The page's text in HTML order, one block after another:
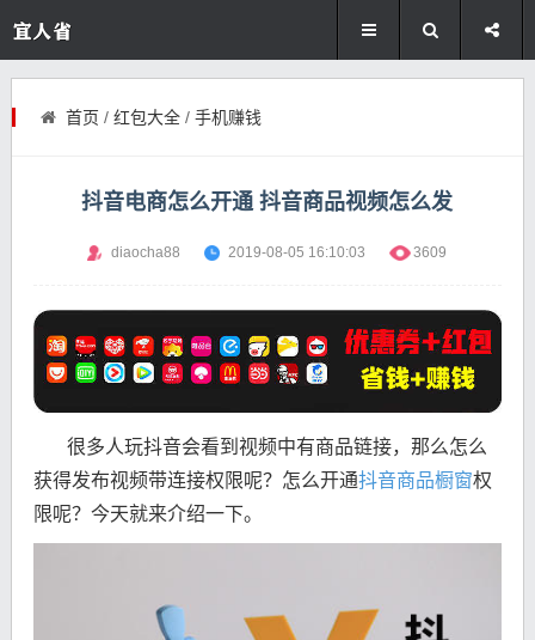
首页 / 红包大全/ 手机赚钱
抖音电商怎么开通 抖音商品视频怎么发
diaocha88 2019-08-05 16:10:03 3609
很多人玩抖音会看到视频中有商品链接，那么怎么
获得发布视频带连接权限呢？怎么开通抖音商品橱窗权
限呢？今天就来介绍一下。